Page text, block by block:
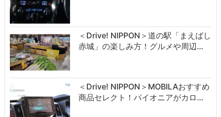
＜Drive! NIPPON＞道の駅「まえばし
赤城」の楽しみ方！グルメや周辺…
＜Drive! NIPPON＞MOBILAおすすめ
商品セレクト！パイオニアがカロ…